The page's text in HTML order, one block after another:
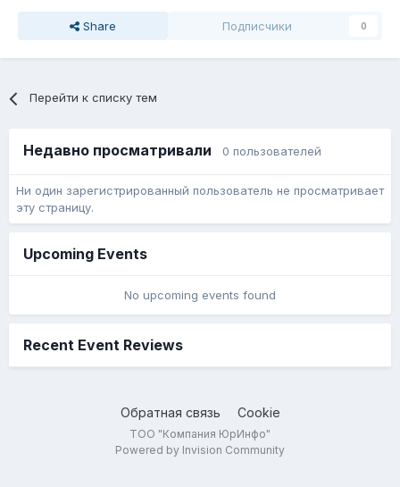
Share Подписчики 0
Перейти к списку тем
Недавно просматривали 0 пользователей
Ни один зарегистрированный пользователь не просматривает
эту страницу.
Upcoming Events
No upcoming events found
Recent Event Reviews
Обратная связь Cookie
ТОО "Компания ЮрИнфо"
Powered by Invision Community